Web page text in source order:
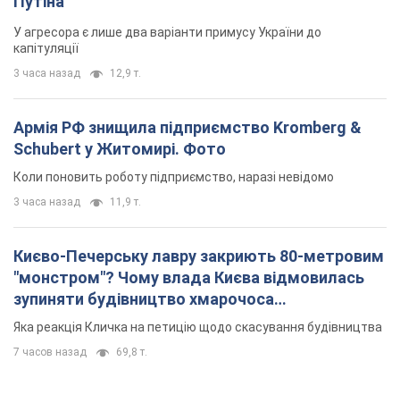
У агресора є лише два варіанти примусу України до
капітуляції
3 часа назад 12,9 т.
Армія РФ знищила підприємство Kromberg &
Schubert у Житомирі. Фото
Коли поновить роботу підприємство, наразі невідомо
3 часа назад 11,9 т.
Києво-Печерську лавру закриють 80-метровим
"монстром"? Чому влада Києва відмовилась
зупиняти будівництво хмарочоса
"московського вірянина"
Яка реакція Кличка на петицію щодо скасування будівництва
7 часов назад 69,8 т.